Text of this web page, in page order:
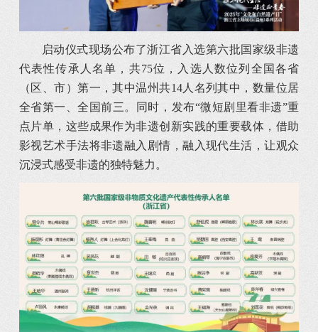
启动仪式现场公布了浙江省入选第六批国家级非遗
代表性传承人名单，共75位，入选人数位列全国各省
（区、市）第一，其中温州共14人名列其中，数量位居
全省第一、全国前三。同时，发布“微短剧里看非遗”重
点片单，这些成果作为非遗创新实践的重要载体，借助
影视艺术手法将非遗融入剧情，融入现代生活，让观众
沉浸式感受非遗的独特魅力。